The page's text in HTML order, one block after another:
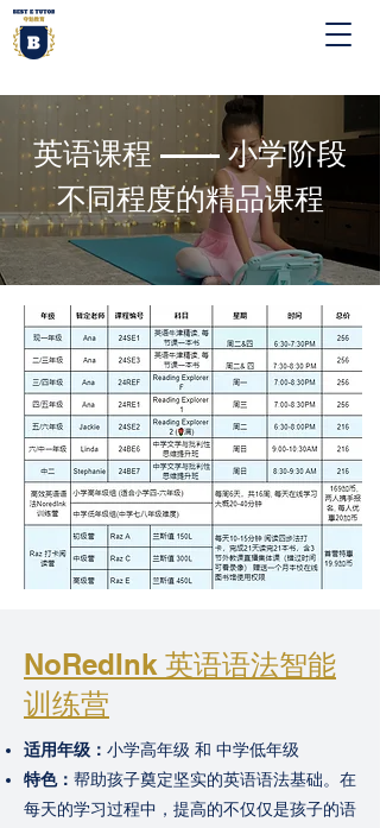
英语课程 —— 小学阶段
不同程度的精品课程
NoRedInk 英语语法智能
训练营
适用年级： 小学高年级 和 中学低年级
特色： 帮助孩子奠定坚实的英语语法基础。在
每天的学习过程中，提高的不仅仅是孩子的语